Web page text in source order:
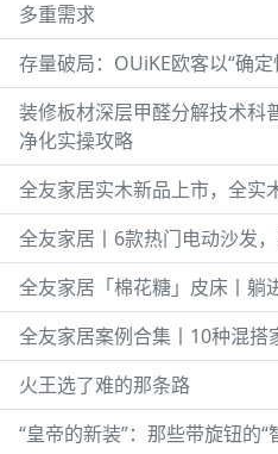
多重需求
存量破局：OUiKE欧客以“确
装修板材深层甲醛分解技术科
净化实操攻略
全友家居实木新品上市，全实
全友家居丨6款热门电动沙发
全友家居「棉花糖」皮床丨躺
全友家居案例合集丨10种混搭
火王选了难的那条路
“皇帝的新装”：那些带旋钮的“